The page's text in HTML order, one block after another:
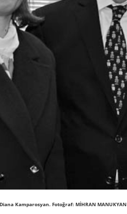
Kamparosyan. Fotoğraf: MİHRAN MANUKYAN